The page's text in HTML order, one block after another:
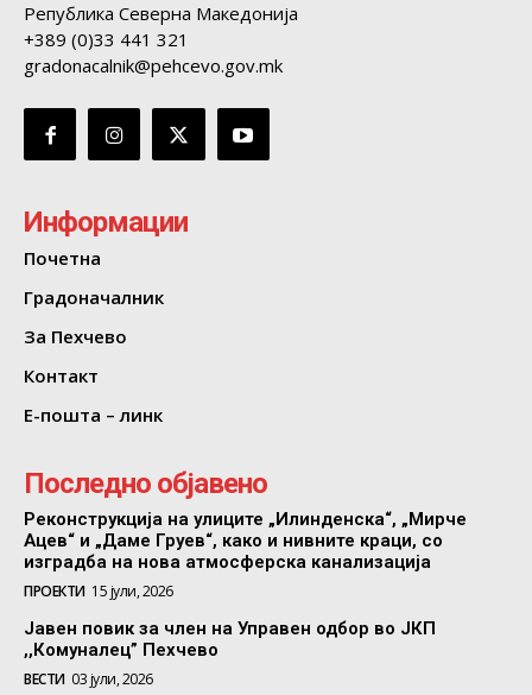
Република Северна Македонија
+389 (0)33 441 321
gradonacalnik@pehcevo.gov.mk
Информации
Почетна
Градоначалник
За Пехчево
Контакт
Е-пошта – линк
Последно објавено
Реконструкција на улиците „Илинденска“, „Мирче
Ацев“ и „Даме Груев“, како и нивните краци, со
изградба на нова атмосферска канализација
ПРОЕКТИ 15 јули, 2026
Јавен повик за член на Управен одбор во ЈКП
,,Комуналец” Пехчево
ВЕСТИ 03 јули, 2026